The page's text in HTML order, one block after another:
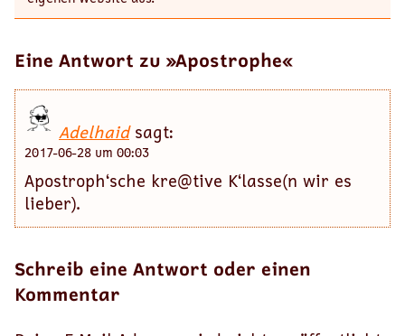
Eine Antwort zu »Apostrophe«
Adelhaidsagt:
2017-06-28 um 00:03
Apostroph‘sche kre@tive K‘lasse(n wir es
lieber).
Schreib eine Antwort oder einen
Kommentar